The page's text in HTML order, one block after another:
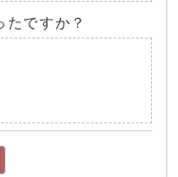
たですか？